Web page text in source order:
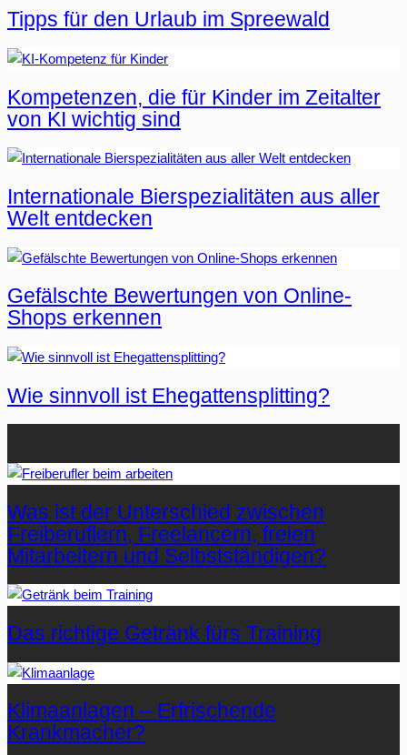
Tipps für den Urlaub im Spreewald
Kompetenzen, die für Kinder im Zeitalter
von KI wichtig sind
Internationale Bierspezialitäten aus aller
Welt entdecken
Gefälschte Bewertungen von Online-
Shops erkennen
Wie sinnvoll ist Ehegattensplitting?
Was ist der Unterschied zwischen
Freiberuflern, Freelancern, freien
Mitarbeitern und Selbstständigen?
Das richtige Getränk fürs Training
Klimaanlagen – Erfrischende
Krankmacher?